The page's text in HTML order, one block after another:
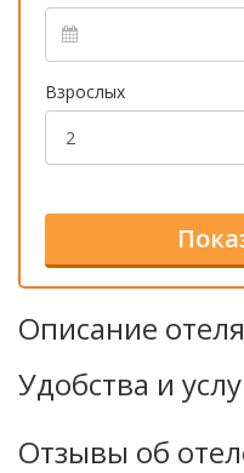
Взрослых
Описание
Удобства и
Отзывы об